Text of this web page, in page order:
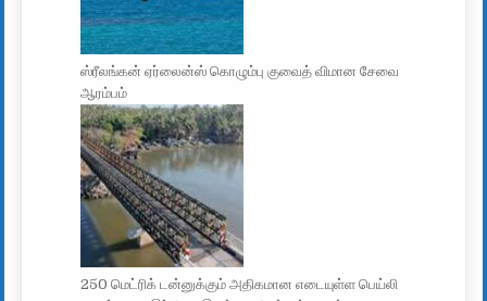
ஸ்ரீலங்கன் ஏர்லைன்ஸ் கொழும்பு குவைத் விமான சேவை
ஆரம்பம்
250 மெட்ரிக் டன்னுக்கும் அதிகமான எடையுள்ள பெய்லி